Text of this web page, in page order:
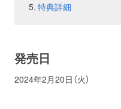
特典詳細
発売日
2024年2月20日（火）